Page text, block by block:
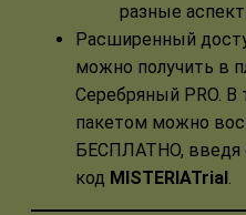
разные
Расширенный
можно получить в
Серебряный PRO. В
пакетом можно
БЕСПЛАТНО, введя
код MISTERIATrial.